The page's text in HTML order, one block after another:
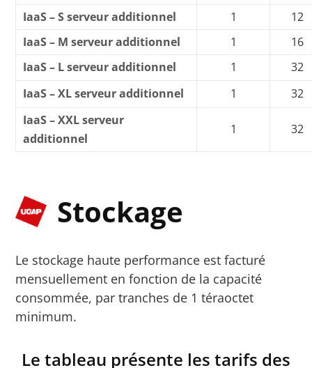
IaaS – S serveur additionnel
1
12
IaaS – M serveur additionnel
1
16
IaaS – L serveur additionnel
1
32
IaaS – XL serveur additionnel
1
32
IaaS – XXL serveur
additionnel
1 32
Stockage
Le stockage haute performance est facturé
mensuellement en fonction de la capacité
consommée, par tranches de 1 téraoctet
minimum.
Le tableau présente les tarifs des